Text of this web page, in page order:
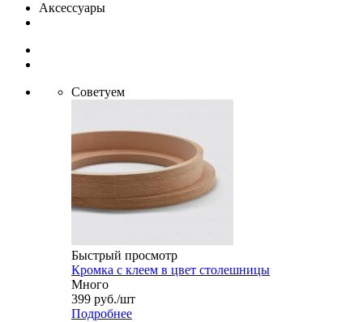
Аксессуары
Советуем
Быстрый просмотр
Кромка с клеем в цвет столешницы
Много
399 руб./шт
Подробнее